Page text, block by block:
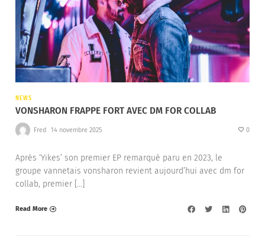
NEWS
VONSHARON FRAPPE FORT AVEC DM FOR COLLAB
Fred 14 novembre 2025 0
Après ‘Yikes’ son premier EP remarqué paru en 2023, le
groupe vannetais vonsharon revient aujourd’hui avec dm for
collab, premier […]
Read More